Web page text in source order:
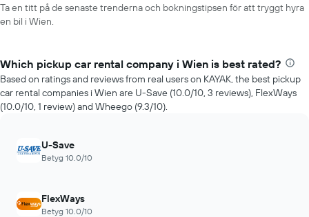
Ta en titt på de senaste trenderna och bokningstipsen för att tryggt hyra
en bil i Wien.
Which pickup car rental company i Wien is best rated?
Based on ratings and reviews from real users on KAYAK, the best pickup
car rental companies i Wien are U-Save (10.0/10, 3 reviews), FlexWays
(10.0/10, 1 review) and Wheego (9.3/10).
U-Save
Betyg 10.0/10
FlexWays
Betyg 10.0/10